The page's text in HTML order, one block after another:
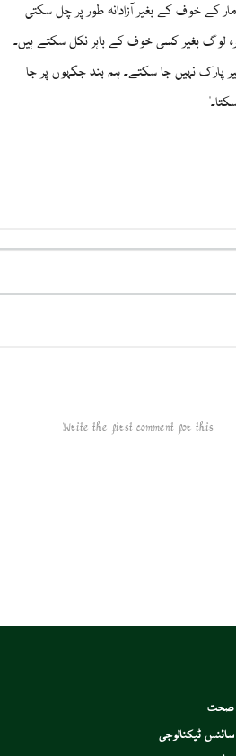
کے خوف کے بغیر آزادانہ طور پر چل سکتی
لوگ بغیر کسی خوف کے باہر نکل سکتے ہیں۔
پارک نہیں جا سکتے۔ ہم بند جگہوں پر جا
Write the first comment for this!
صحت
سائنس ٹیکنالوجی